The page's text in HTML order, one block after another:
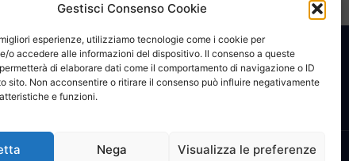
Gestisci Consenso Cookie
esperienze, utilizziamo tecnologie come i cookie per
o accedere alle informazioni del dispositivo. Il consenso a queste
di elaborare dati come il comportamento di navigazione o ID
sito. Non acconsentire o ritirare il consenso può influire negativamente
e funzioni.
Nega Visualizza le preferenze
CONTATTACI COOKIE POLICY PRIVACY